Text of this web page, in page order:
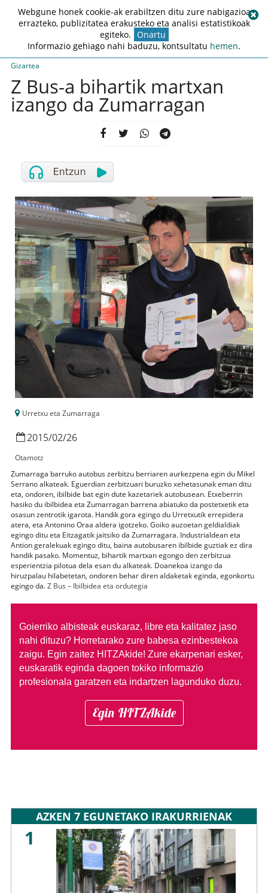
Gizartea
Z Bus-a bihartik martxan
izango da Zumarragan
Urretxu eta Zumarraga
2015/02/26
Otamotz
Zumarraga barruko autobus zerbitzu berriaren aurkezpena egin du Mikel
Serrano alkateak. Eguerdian zerbitzuari buruzko xehetasunak eman ditu
eta, ondoren, ibilbide bat egin dute kazetariek autobusean. Etxeberrin
hasiko du ibilbidea eta Zumarragan barrena abiatuko da postetxetik eta
osasun zentrotik igarota. Handik gora egingo du Urretxutik errepidera
atera, eta Antonino Oraa aldera igotzeko. Goiko auzoetan geldialdiak
egingo ditu eta Eitzagatik jaitsiko da Zumarragara. Industrialdean eta
Antion geralekuak egingo ditu, baina autobusaren ibilbide guztiak ez dira
handik pasako. Momentuz, bihartik martxan egongo den zerbitzua
esperientzia pilotua dela esan du alkateak. Doanekoa izango da
hiruzpalau hilabetetan, ondoren behar diren aldaketak eginda, egonkortu
egingo da.Z Bus – Ibilbidea eta ordutegia
Goierriko albisteak euskaraz, libre eta kalitatez jaso
nahi dituzu? Horretarako zure babesa ezinbestekoa
zaigu. Egin zaitez HITZAkide! Zure ekarpenari esker,
euskaratik eginda dagoen tokiko informazio
profesionala garatzen eta indartzen lagunduko duzu.
Egin HITZAkide
AZKEN 7 EGUNETAKO IRAKURRIENAK
1
Webgune honek cookie-ak erabiltzen ditu zure nabigazioa
errazteko, publizitatea erakusteko eta analisi estatistikoak
egiteko. Onartu
Informazio gehiago nahi baduzu, kontsultatu hemen.